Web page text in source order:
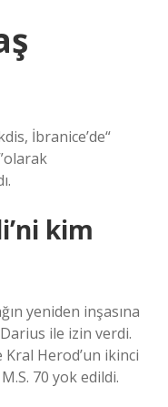
İbranice’de“
kim
yeniden inşasına
ile izin verdi.
Kral Herod’un ikinci
70 yok edildi.